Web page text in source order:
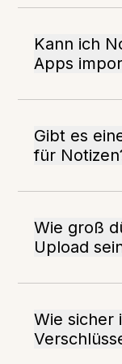
Kann ich
Apps
Gibt es
für
Wie groß
Upload
Wie sicher